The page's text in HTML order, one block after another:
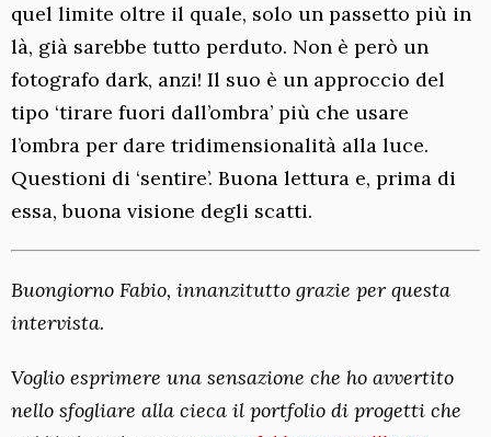
quel limite oltre il quale, solo un passetto più in
là, già sarebbe tutto perduto. Non è però un
fotografo dark, anzi! Il suo è un approccio del
tipo ‘tirare fuori dall’ombra’ più che usare
l’ombra per dare tridimensionalità alla luce.
Questioni di ‘sentire’. Buona lettura e, prima di
essa, buona visione degli scatti.
Buongiorno Fabio, innanzitutto grazie per questa
intervista.
Voglio esprimere una sensazione che ho avvertito
nello sfogliare alla cieca il portfolio di progetti che